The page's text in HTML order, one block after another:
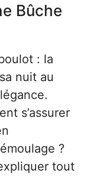
Bûche
: la
nuit au
s’assurer
?
tout